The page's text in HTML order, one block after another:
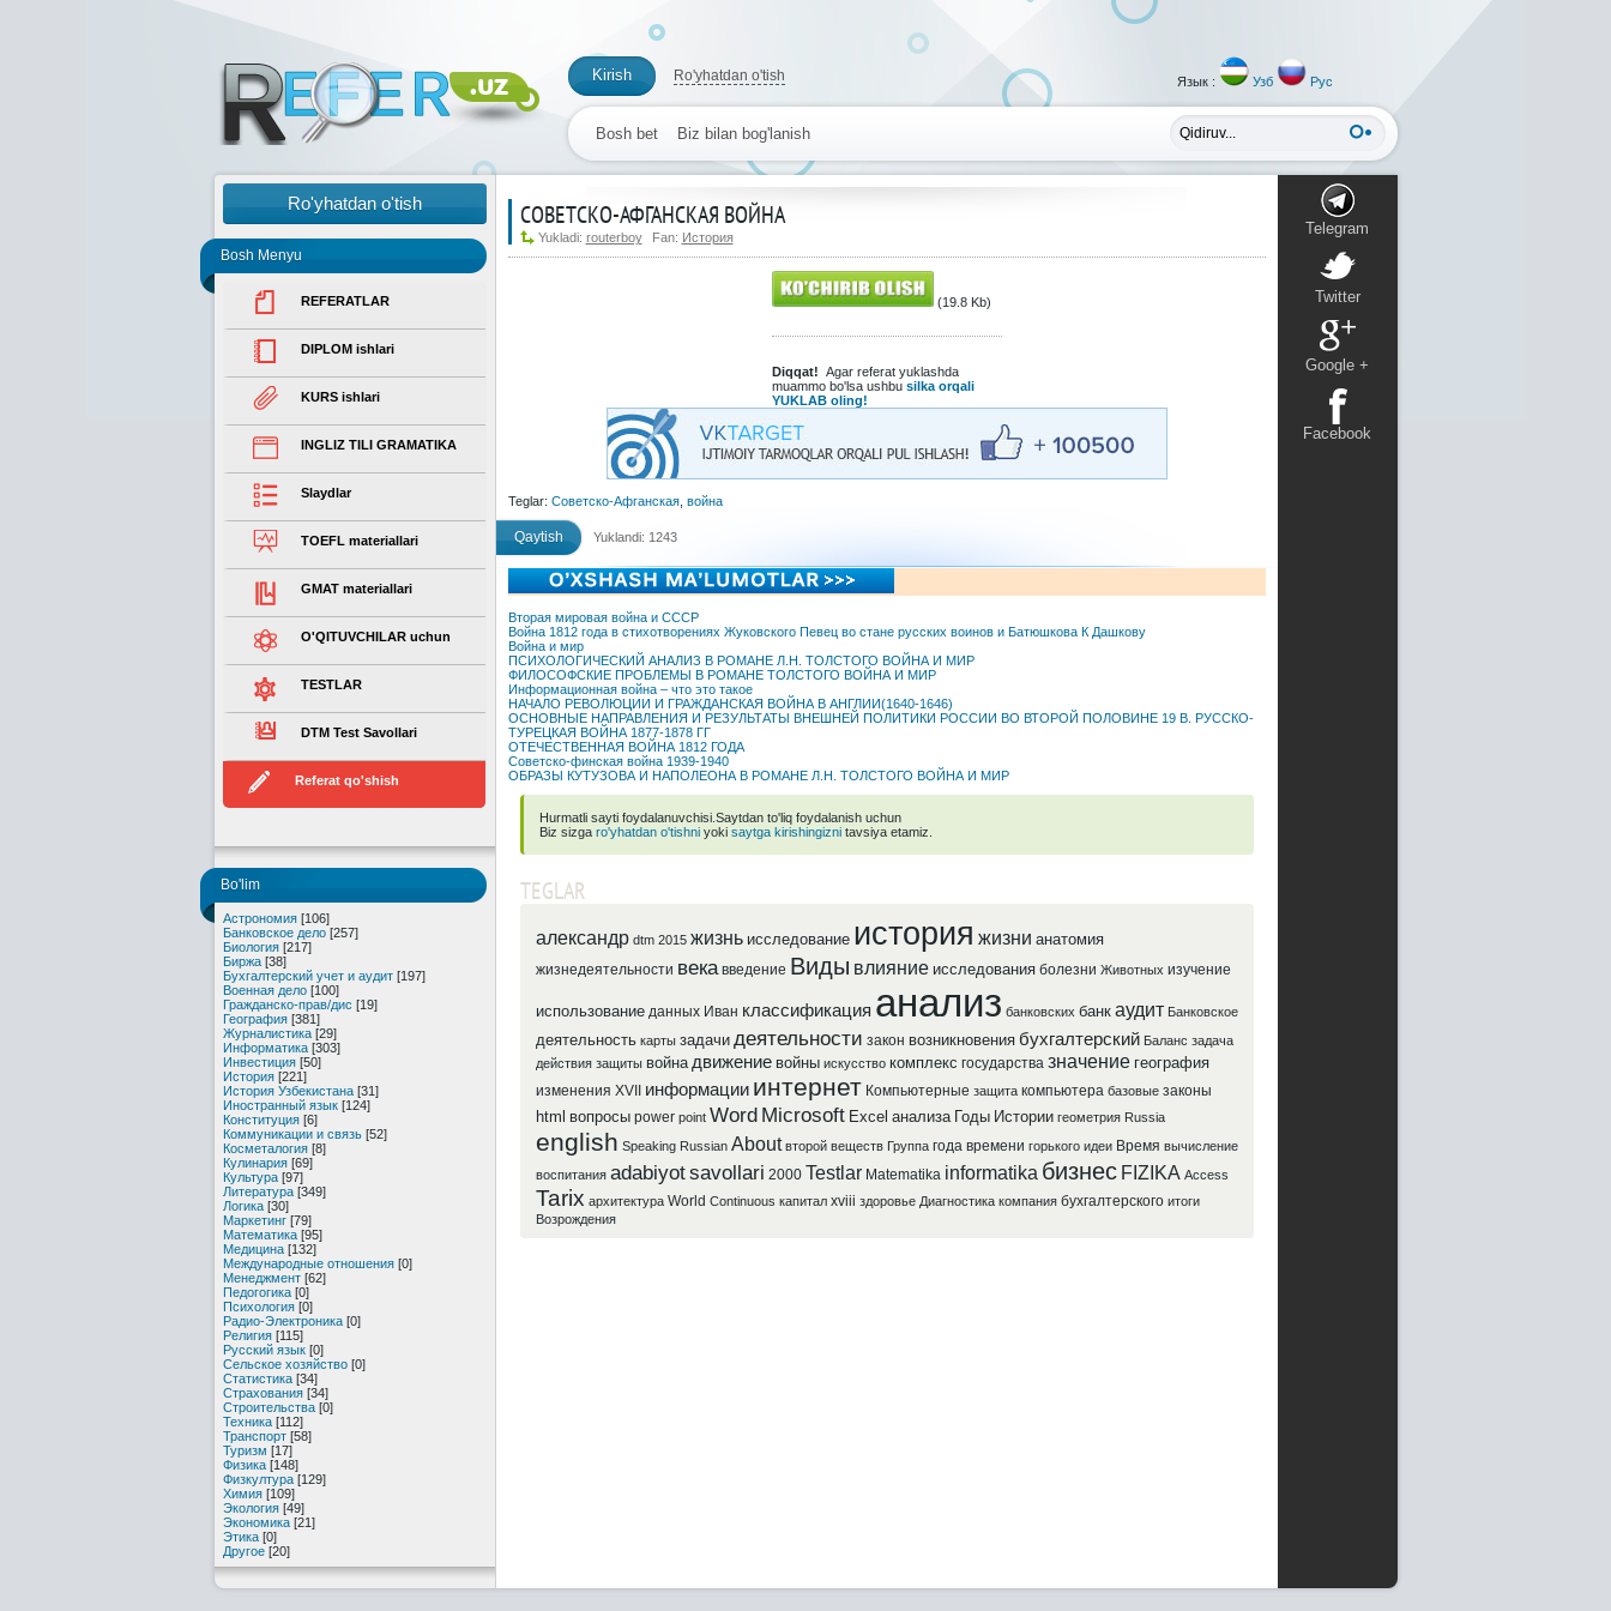
Kirish Ro'yhatdan o'tish Язык : Узб Рус
Bosh bet Biz bilan bog'lanish
Ro'yhatdan o'tish
Bosh Menyu
REFERATLAR
DIPLOM ishlari
KURS ishlari
INGLIZ TILI GRAMATIKA
Slaydlar
TOEFL materiallari
GMAT materiallari
O'QITUVCHILAR uchun
TESTLAR
DTM Test Savollari
Referat qo'shish
Bo'lim
Астрономия [106]
Банковское дело [257]
Биология [217]
Биржа [38]
Бухгалтерский учет и аудит [197]
Военная дело [100]
Гражданско-прав/дис [19]
География [381]
Журналистика [29]
Информатика [303]
Инвестиция [50]
История [221]
История Узбекистана [31]
Иностранный язык [124]
Конституция [6]
Коммуникации и связь [52]
Косметалогия [8]
Кулинария [69]
Культура [97]
Литература [349]
Логика [30]
Маркетинг [79]
Математика [95]
Медицина [132]
Международные отношения [0]
Менеджмент [62]
Педогогика [0]
Психология [0]
Радио-Электроника [0]
Религия [115]
Русский язык [0]
Сельское хозяйство [0]
Статистика [34]
Страхования [34]
Строительства [0]
Техника [112]
Транспорт [58]
Туризм [17]
Физика [148]
Физкултура [129]
Химия [109]
Экология [49]
Экономика [21]
Этика [0]
Другое [20]
Telegram
Twitter
Google +
Facebook
СОВЕТСКО-АФГАНСКАЯ ВОЙНА
Yukladi: routerboy Fan: История
(19.8 Kb)
Diqqat! Agar referat yuklashda
muammo bo'lsa ushbu silka orqali
YUKLAB oling!
Teglar: Советско-Афганская, война
Qaytish Yuklandi: 1243
Вторая мировая война и СССР
Война 1812 года в стихотворениях Жуковского Певец во стане русских воинов и Батюшкова К Дашкову
Война и мир
ПСИХОЛОГИЧЕСКИЙ АНАЛИЗ В РОМАНЕ Л.Н. ТОЛСТОГО ВОЙНА И МИР
ФИЛОСОФСКИЕ ПРОБЛЕМЫ В РОМАНЕ ТОЛСТОГО ВОЙНА И МИР
Информационная война – что это такое
НАЧАЛО РЕВОЛЮЦИИ И ГРАЖДАНСКАЯ ВОЙНА В АНГЛИИ(1640-1646)
ОСНОВНЫЕ НАПРАВЛЕНИЯ И РЕЗУЛЬТАТЫ ВНЕШНЕЙ ПОЛИТИКИ РОССИИ ВО ВТОРОЙ ПОЛОВИНЕ 19 В. РУССКО-
ТУРЕЦКАЯ ВОЙНА 1877-1878 ГГ
ОТЕЧЕСТВЕННАЯ ВОЙНА 1812 ГОДА
Советско-финская война 1939-1940
ОБРАЗЫ КУТУЗОВА И НАПОЛЕОНА В РОМАНЕ Л.Н. ТОЛСТОГО ВОЙНА И МИР
Hurmatli sayti foydalanuvchisi.Saytdan to'liq foydalanish uchun
Biz sizga ro'yhatdan o'tishniyoki saytga kirishingiznitavsiya etamiz.
TEGLAR
александр dtm 2015 жизнь исследование история жизни анатомия
жизнедеятельности века введение Виды влияние исследования болезни Животных изучение
использование данных Иван классификация анализ банковских банк аудит Банковское
деятельность карты задачи деятельности закон возникновения бухгалтерский Баланс задача
действия защиты война движение войны искусство комплекс государства значение география
изменения XVII информации интернет Компьютерные защита компьютера базовые законы
html вопросы power point Word Microsoft Excel анализа Годы Истории геометрия Russia
english Speaking Russian About второй веществ Группа года времени горького идеи Время вычисление
воспитания adabiyotsavollari 2000 Testlar Matematika informatika бизнес FIZIKA Access
Tarix архитектура World Continuous капитал xviii здоровье Диагностика компания бухгалтерского итоги
Возрождения